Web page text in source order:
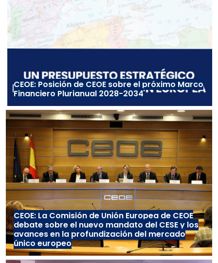
CEOE: Posición de CEOE sobre el próximo Marco
Financiero Plurianual 2028-2034
CEOE: La Comisión de Unión Europea de CEOE
debate sobre el nuevo mandato del CESE y los
avances en la profundización del mercado
único europeo